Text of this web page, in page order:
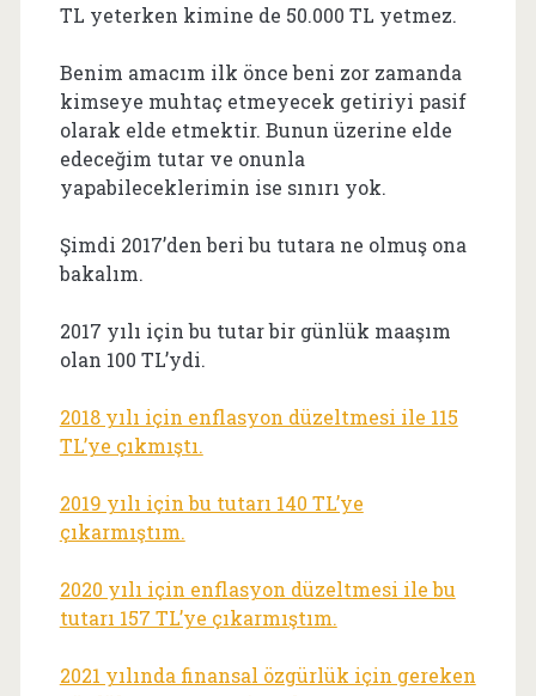
TL yeterken kimine de 50.000 TL yetmez.
Benim amacım ilk önce beni zor zamanda
kimseye muhtaç etmeyecek getiriyi pasif
olarak elde etmektir. Bunun üzerine elde
edeceğim tutar ve onunla
yapabileceklerimin ise sınırı yok.
Şimdi 2017’den beri bu tutara ne olmuş ona
bakalım.
2017 yılı için bu tutar bir günlük maaşım
olan 100 TL’ydi.
2018 yılı için enflasyon düzeltmesi ile 115
TL’ye çıkmıştı.
2019 yılı için bu tutarı 140 TL’ye
çıkarmıştım.
2020 yılı için enflasyon düzeltmesi ile bu
tutarı 157 TL’ye çıkarmıştım.
2021 yılında finansal özgürlük için gereken